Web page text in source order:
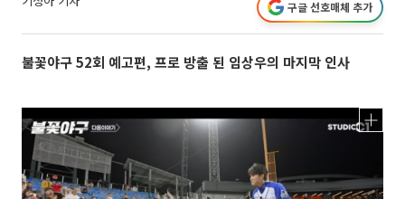
구글 선호매체 추가
불꽃야구 52회 예고편, 프로 방출 된 임상우의 마지막 인사